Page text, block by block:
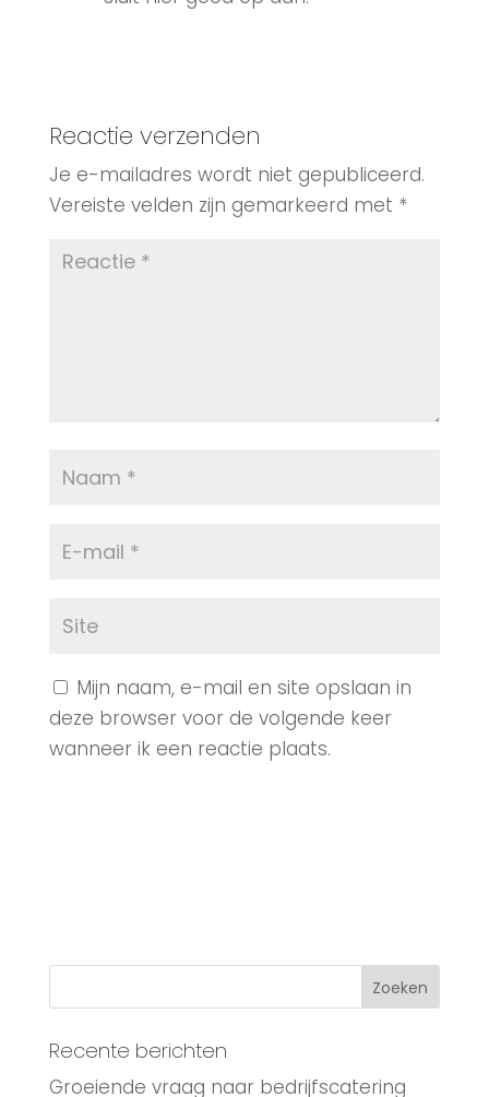
Reactie verzenden
Je e-mailadres wordt niet gepubliceerd.
Vereiste velden zijn gemarkeerd met *
Mijn naam, e-mail en site opslaan in
deze browser voor de volgende keer
wanneer ik een reactie plaats.
Recente berichten
Groeiende vraag naar bedrijfscatering